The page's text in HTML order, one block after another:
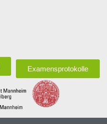
Examensprotokolle